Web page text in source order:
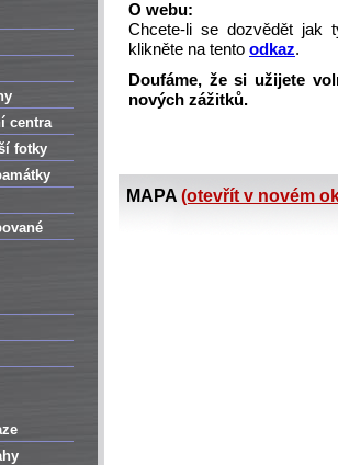
centra
fotky
O webu:
Chcete-li se dozvědět jak
klikněte na tento odkaz.
Doufáme, že si užijete
nových zážitků.
MAPA (otevřít v novém